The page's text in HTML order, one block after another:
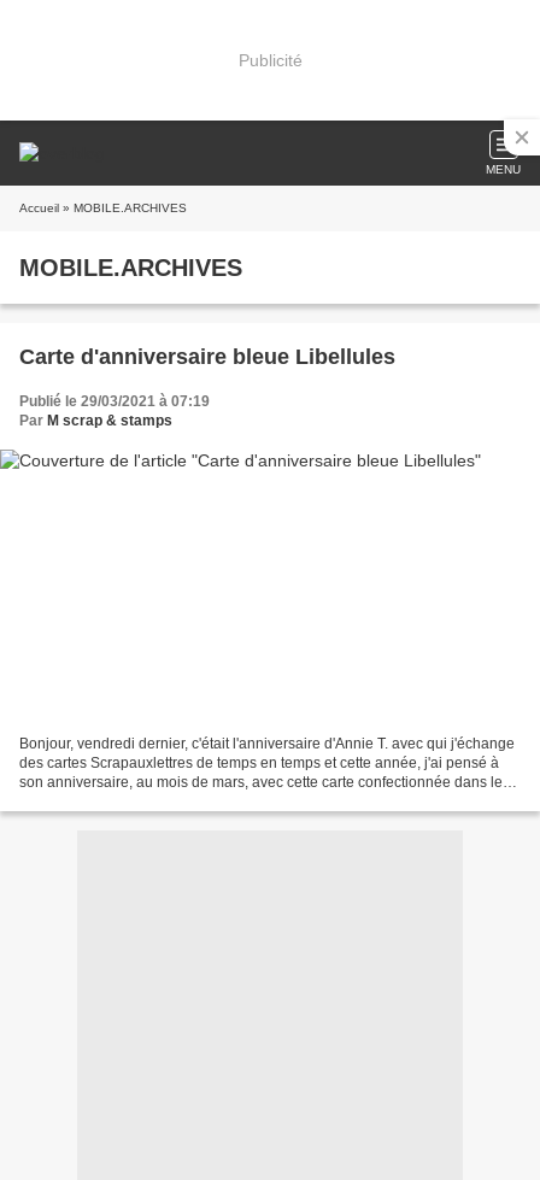
Publicité
MENU
Accueil » MOBILE.ARCHIVES
MOBILE.ARCHIVES
Carte d'anniversaire bleue Libellules
Publié le 29/03/2021 à 07:19
Par M scrap & stamps
Bonjour, vendredi dernier, c'était l'anniversaire d'Annie T. avec qui j'échange
des cartes Scrapauxlettres de temps en temps et cette année, j'ai pensé à
son anniversaire, au mois de mars, avec cette carte confectionnée dans les